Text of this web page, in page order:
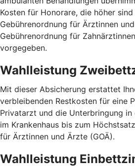
Kosten für Honorare, die höher
Gebührenordnung für Ärztinnen
Gebührenordnung für
vorgegeben.
Wahlleistung
Mit dieser Absicherung erstattet
verbleibenden Restkosten für eine
Privatarzt und die Unterbringung
im Krankenhaus bis zum
für Ärztinnen und Ärzte (GOÄ).
Wahlleistung